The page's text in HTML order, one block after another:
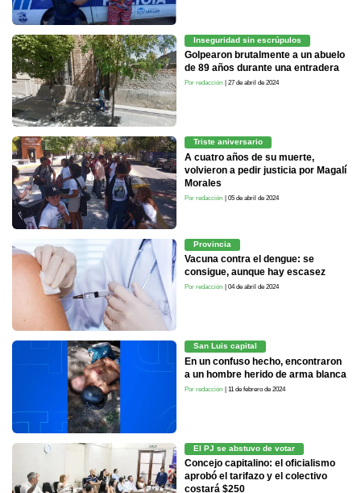
Inseguridad sin escrúpulos
Golpearon brutalmente a un abuelo
de 89 años durante una entradera
Por redacción | 27 de abril de 2024
Triste aniversario
A cuatro años de su muerte,
volvieron a pedir justicia por Magalí
Morales
Por redacción | 05 de abril de 2024
Provincia
Vacuna contra el dengue: se
consigue, aunque hay escasez
Por redacción | 04 de abril de 2024
San Luis capital
En un confuso hecho, encontraron
a un hombre herido de arma blanca
Por redacción | 11 de febrero de 2024
El PJ se abstuvo de votar
Concejo capitalino: el oficialismo
aprobó el tarifazo y el colectivo
costará $250